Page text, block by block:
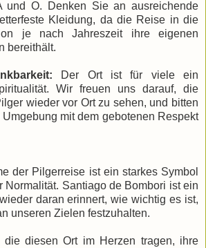
und O. Denken Sie an ausreichende
Kleidung, da die Reise in die
je nach Jahreszeit ihre eigenen
bereithält.
Der Ort ist für viele ein
Wir freuen uns darauf, die
wieder vor Ort zu sehen, und bitten
mit dem gebotenen Respekt
der Pilgerreise ist ein starkes Symbol
Normalität. Santiago de Bombori ist ein
daran erinnert, wie wichtig es ist,
unseren Zielen festzuhalten.
diesen Ort im Herzen tragen, ihre